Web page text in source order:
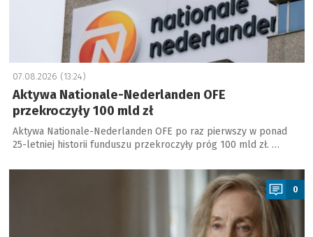
07.08.2026 (13:24)
Aktywa Nationale-Nederlanden OFE
przekroczyły 100 mld zł
Aktywa Nationale-Nederlanden OFE po raz pierwszy w ponad
25-letniej historii funduszu przekroczyły próg 100 mld zł. …
a
0